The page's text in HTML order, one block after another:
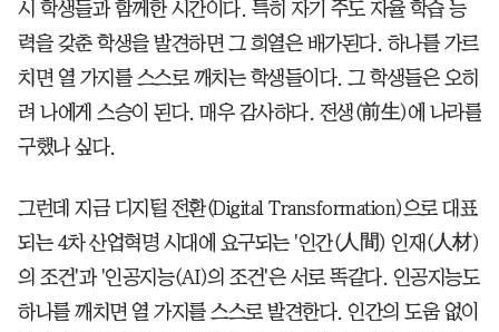
시 학생들과 함께한 시간이다. 특히 자기 주도 자율 학습 능
력을 갖춘 학생을 발견하면 그 희열은 배가된다. 하나를 가르
치면 열 가지를 스스로 깨치는 학생들이다. 그 학생들은 오히
려 나에게 스승이 된다. 매우 감사하다. 전생(前生)에 나라를
구했나 싶다.
그런데 지금 디지털 전환(Digital Transformation)으로 대표
되는 4차 산업혁명 시대에 요구되는 '인간(人間) 인재(人材)
의 조건'과 '인공지능(AI)의 조건'은 서로 똑같다. 인공지능도
하나를 깨치면 열 가지를 스스로 발견한다. 인간의 도움 없이